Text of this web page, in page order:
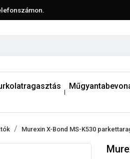
Murexin X-Bond MS-K530